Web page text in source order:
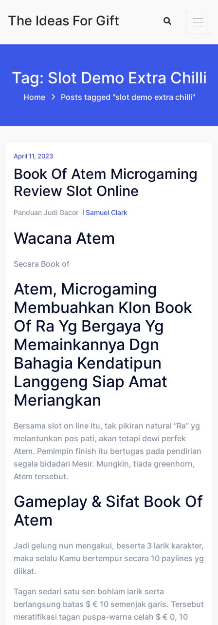
The Ideas For Gift
Tag: Slot Demo Extra Chilli
Home Posts tagged "slot demo extra chilli"
April 11, 2023
Book Of Atem Microgaming
Review Slot Online
Panduan Judi Gacor Samuel Clark
Wacana Atem
Secara Book of
Atem, Microgaming
Membuahkan Klon Book
Of Ra Yg Bergaya Yg
Memainkannya Dgn
Bahagia Kendatipun
Langgeng Siap Amat
Meriangkan
Bersama slot on line itu, tak pikiran natural “Ra” yg
melantunkan pos pati, akan tetapi dewi perfek
Atem. Pemimpin finish itu bertugas pada pendirian
segala bidadari Mesir. Mungkin, tiada greenhorn,
Atem tersebut.
Gameplay & Sifat Book Of
Atem
Jadi gelung nun mengakui, beserta 3 larik karakter,
maka selalu Kamu bertempur secara 10 paylines yg
diikat.
Tagan sedari satu sen bohlam larik serta
berlangsung batas $ € 10 semenjak garis. Tersebut
meratifikasi tagan puspa-warna celah $ € 0, 10